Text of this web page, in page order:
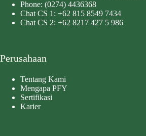
Phone: (0274) 4436368
Chat CS 1: +62 815 8549 7434
Chat CS 2: +62 8217 427 5 986
Perusahaan
Tentang Kami
Mengapa PFY
Sertifikasi
Karier